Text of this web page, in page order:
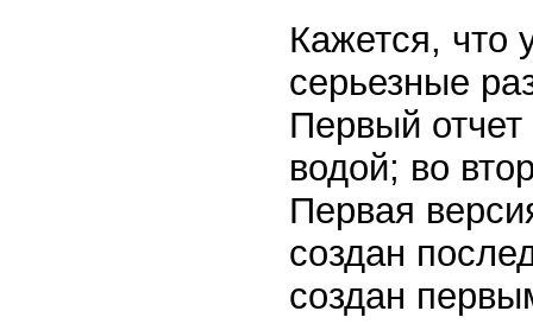
Кажется, что
серьезные
Первый
водой; во
Первая
создан
создан